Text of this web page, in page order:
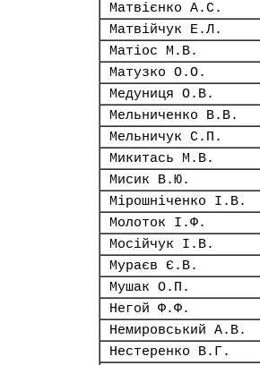
Матвієнко А.С.
Матвійчук Е.Л.
Матіос М.В.
Матузко О.О.
Медуниця О.В.
Мельниченко В.В.
Мельничук С.П.
Микитась М.В.
Мисик В.Ю.
Мірошніченко І.В.
Молоток І.Ф.
Мосійчук І.В.
Мураєв Є.В.
Мушак О.П.
Негой Ф.Ф.
Немировський А.В.
Нестеренко В.Г.